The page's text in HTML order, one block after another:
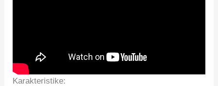
Karakteristike: